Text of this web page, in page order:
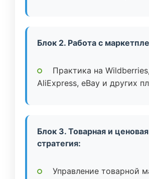
Блок 2. Работа с
Практика на Wildberries,
AliExpress, eBay и других
Блок 3. Товарная и ценовая
стратегия:
Управление товарной